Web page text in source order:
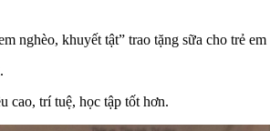
nghèo, khuyết tật” trao tặng sữa cho trẻ em
cao, trí tuệ, học tập tốt hơn.